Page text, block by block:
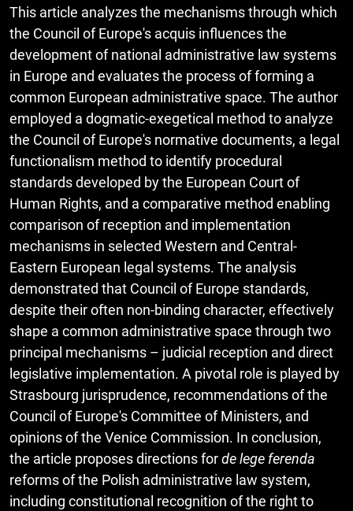
This article analyzes the mechanisms through which
the Council of Europe's acquis influences the
development of national administrative law systems
in Europe and evaluates the process of forming a
common European administrative space. The author
employed a dogmatic-exegetical method to analyze
the Council of Europe's normative documents, a legal
functionalism method to identify procedural
standards developed by the European Court of
Human Rights, and a comparative method enabling
comparison of reception and implementation
mechanisms in selected Western and Central-
Eastern European legal systems. The analysis
demonstrated that Council of Europe standards,
despite their often non-binding character, effectively
shape a common administrative space through two
principal mechanisms – judicial reception and direct
legislative implementation. A pivotal role is played by
Strasbourg jurisprudence, recommendations of the
Council of Europe's Committee of Ministers, and
opinions of the Venice Commission. In conclusion,
the article proposes directions forde lege ferenda
reforms of the Polish administrative law system,
including constitutional recognition of the right to